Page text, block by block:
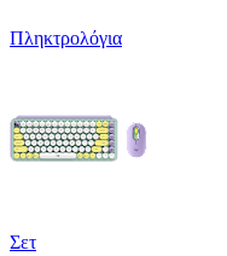
Πληκτρολόγια
Σετ